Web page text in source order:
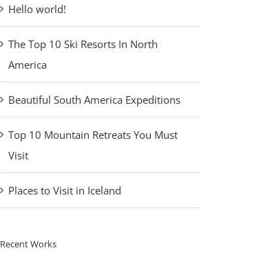
Hello world!
The Top 10 Ski Resorts In North
America
Beautiful South America Expeditions
Top 10 Mountain Retreats You Must
Visit
Places to Visit in Iceland
Recent Works